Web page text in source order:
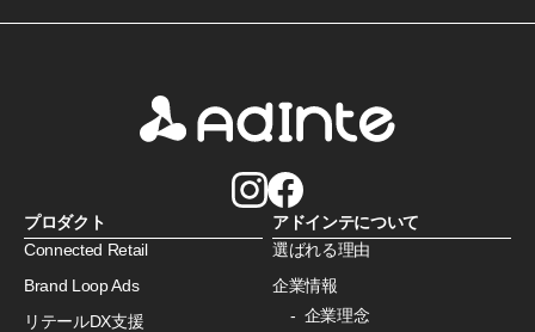
プロダクト
Connected Retail
Brand Loop Ads
リテールDX支援
アドインテについて
選ばれる理由
企業情報
企業理念